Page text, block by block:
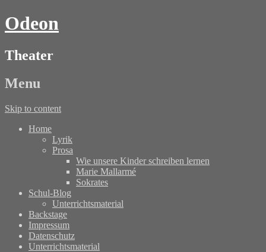
Odeon
Theater
Menu
Skip to content
Home
Lyrik
Prosa
Wie unsere Kinder schreiben lernen
Marie Mallarmé
Sokrates
Schul-Blog
Unterrichtsmaterial
Backstage
Impressum
Datenschutz
Unterrichtsmaterial